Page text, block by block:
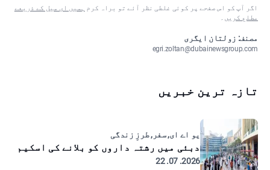
اگر آپ کو اس صفحے پر کوئی غلطی نظر آئے تو براہ کرم ہمیں ای میل کے ذریعے
مطلع کریں ۔
مصنف: زولتان ایگری
egri.zoltan@dubainewsgroup.com
تازہ ترین خبریں
یو اے ای, سفر, طرزِ زندگی
دبئی میں رشتہ داروں کو بلانے کی اسکیم
2026. 07. 22